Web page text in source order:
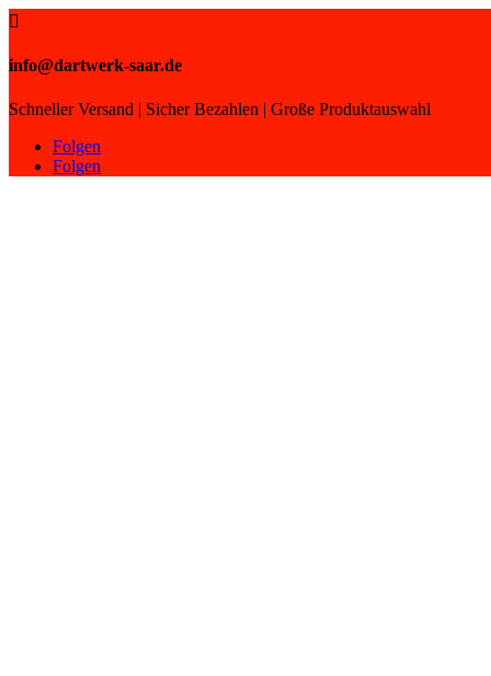

info@dartwerk-saar.de
Schneller Versand | Sicher Bezahlen | Große Produktauswahl
Folgen
Folgen